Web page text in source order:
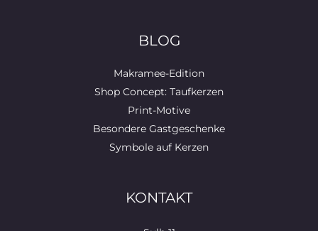
BLOG
Makramee-Edition
Shop Concept: Taufkerzen
Print-Motive
Besondere Gastgeschenke
Symbole auf Kerzen
KONTAKT